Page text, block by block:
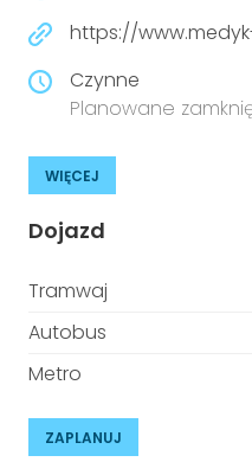
https://
Czynne
Planowane
WIĘCEJ
Dojazd
Tramwaj
Autobus
Metro
ZAPLANUJ